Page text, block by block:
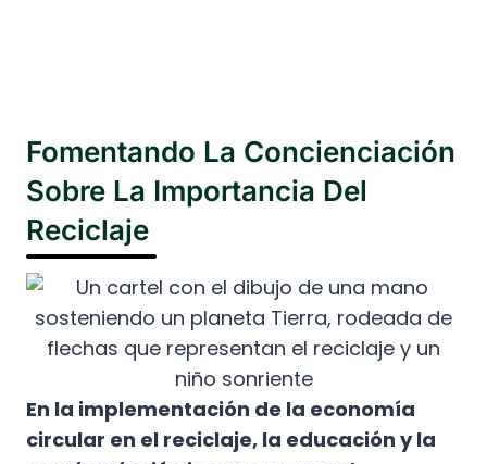
Fomentando La Concienciación
Sobre La Importancia Del
Reciclaje
En la implementación de la economía
circular en el reciclaje, la educación y la